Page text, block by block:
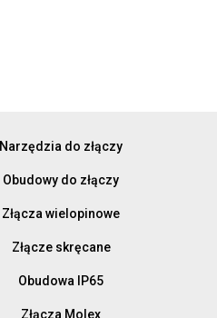
Narzędzia do złączy
Obudowy do złączy
Złącza wielopinowe
Złącze skręcane
Obudowa IP65
Złącza Molex